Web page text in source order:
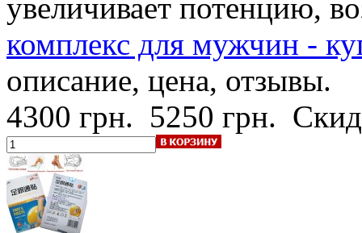
увеличивает потенцию,
комплекс для мужчин -
описание, цена, отзывы.
4300 грн. 5250 грн.